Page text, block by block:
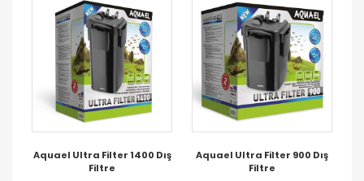
Aquael Ultra Filter 1400 Dış
Filtre
Aquael Ultra Filter 900 Dış
Filtre